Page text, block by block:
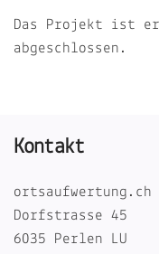
Das Projekt ist
abgeschlossen.
Kontakt
ortsaufwertung.ch
Dorfstrasse 45
6035 Perlen LU